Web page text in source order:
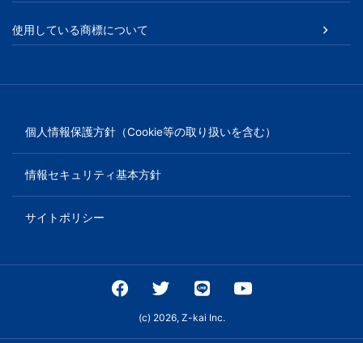
使用している商標について
個人情報保護方針（Cookie等の取り扱いを含む）
情報セキュリティ基本方針
サイトポリシー
(c) 2026, Z-kai Inc.